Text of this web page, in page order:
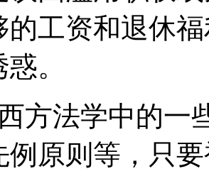
的工资和退休
。
方法学中的一
例原则等，只